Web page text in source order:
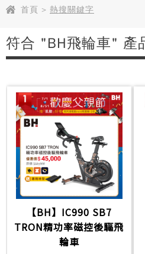
首頁 > 熱搜關鍵字
符合 "BH飛輪車" 產
【BH】IC990 SB7
TRON精功率磁控後驅飛
輪車